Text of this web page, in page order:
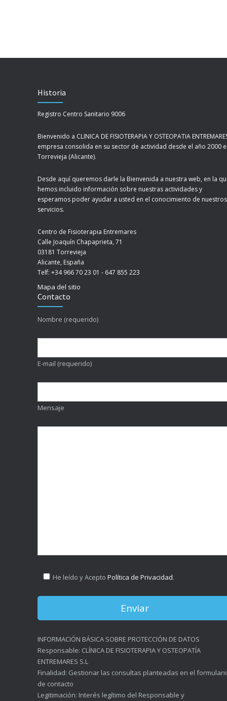
Historia
Registro Centro Sanitario 9006
Bienvenido a CLINICA DE FISIOTERAPIA Y OSTEOPATIA
empresa consolida en su sector de actividad desde el año 2000
Torrevieja (Alicante).
Desde aquí queremos darle la Bienvenida a nuestra web, en la
hemos incluido información sobre nuestras actividades y
esperamos poder ayudar a usted en el conocimiento de nuestros
servicios.
Centro de Fisioterapia Entremares
Calle Joaquín Chapaprieta, 71
03181 Torrevieja
Alicante, España
Telf: +34 966 70 23 01 - 647 855 223
Mapa del sitio
Contacto
Nombre (requerido)
E-mail (requerido)
Mensaje
He leído y Acepto Política de Privacidad.
INFORMACIÓN BÁSICA SOBRE PROTECCIÓN DE DATOS
Responsable: CLÍNICA DE FISIOTERAPIA Y OSTEOPATÍA
ENTREMARES S.L
Finalidad: Gestionar las consultas planteadas en el
de contacto
Legitimación: Interés legítimo del Responsable y